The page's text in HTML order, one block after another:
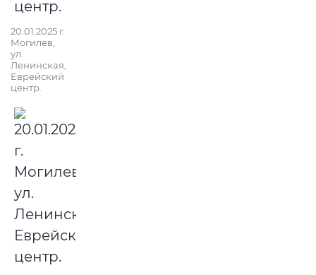
20.01.2025 г.
Могилев,
ул.
Ленинская,
Еврейский
центр.